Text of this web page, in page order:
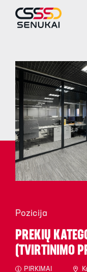
Pozicija
PREKIŲ
(TVIRTINIMO
PIRKIMAI